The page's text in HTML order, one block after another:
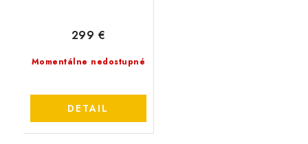
Momentálne nedostupné
299 €
DETAIL